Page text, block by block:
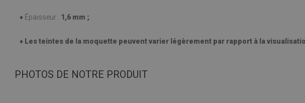
♦ Épaisseur : 1,6 mm ;
♦ Les teintes de la moquette peuvent varier légèrement par rapport à la
PHOTOS DE NOTRE PRODUIT